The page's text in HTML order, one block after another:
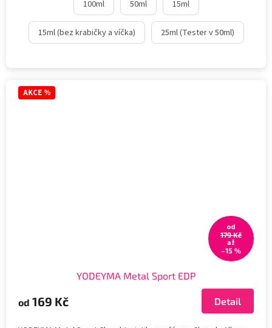
100ml 50ml 15ml
15ml (bez krabičky a víčka) 25ml (Tester v 50ml)
AKCE %
od
179 Kč
až
–15 %
YODEYMA Metal Sport EDP
od 169 Kč Detail